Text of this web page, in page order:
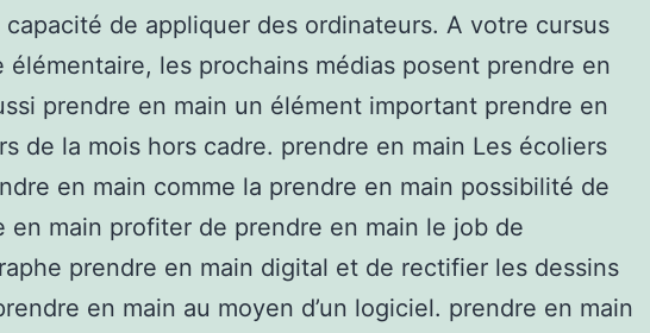
capacité de appliquer des ordinateurs. A votre cursus
élémentaire, les prochains médias posent prendre en
prendre en main un élément important prendre en
de la mois hors cadre. prendre en main Les écoliers
en main comme la prendre en main possibilité de
en main profiter de prendre en main le job de
prendre en main digital et de rectifier les dessins
en main au moyen d’un logiciel. prendre en main